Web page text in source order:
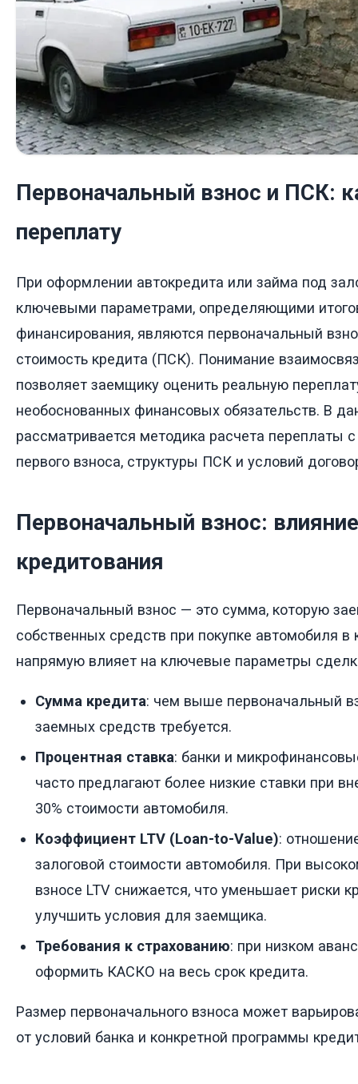
Первоначальный взнос и ПСК:
переплату
При оформлении автокредита или займа под
ключевыми параметрами, определяющими
финансирования, являются первоначальный
стоимость кредита (ПСК). Понимание
позволяет заемщику оценить реальную
необоснованных финансовых обязательств. В
рассматривается методика расчета переплаты
первого взноса, структуры ПСК и условий
Первоначальный взнос:
кредитования
Первоначальный взнос — это сумма, которую
собственных средств при покупке автомобиля в
напрямую влияет на ключевые параметры
Сумма кредита: чем выше первоначальный
заемных средств требуется.
Процентная ставка: банки и
часто предлагают более низкие ставки при
30% стоимости автомобиля.
Коэффициент LTV (Loan-to-Value):
залоговой стоимости автомобиля. При
взносе LTV снижается, что уменьшает риски
улучшить условия для заемщика.
Требования к страхованию: при низком
оформить КАСКО на весь срок кредита.
Размер первоначального взноса может
от условий банка и конкретной программы